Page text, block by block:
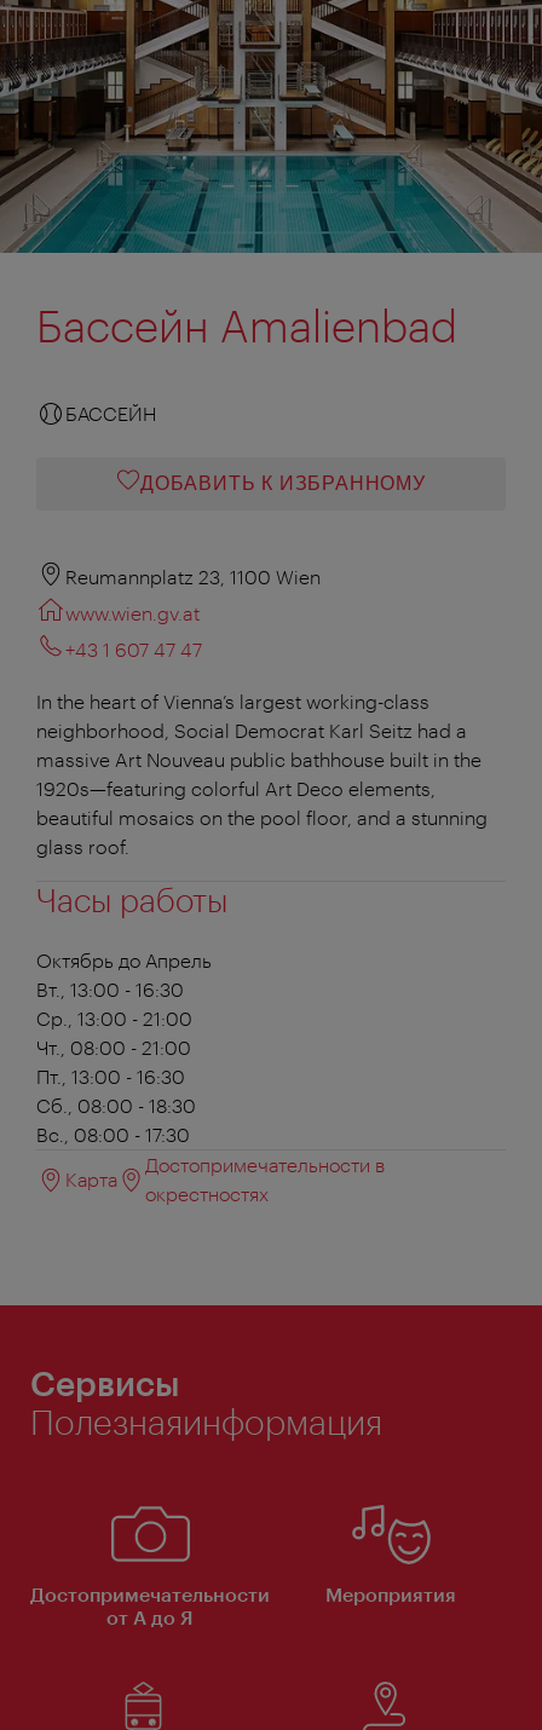
Бассейн Amalienbad
БАССЕЙН
ДОБАВИТЬ К ИЗБРАННОМУ
Reumannplatz 23, 1100 Wien
www.wien.gv.at
+43 1 607 47 47
In the heart of Vienna’s largest working-class
neighborhood, Social Democrat Karl Seitz had a
massive Art Nouveau public bathhouse built in the
1920s—featuring colorful Art Deco elements,
beautiful mosaics on the pool floor, and a stunning
glass roof.
Часы работы
Октябрь до Апрель
Вт., 13:00 - 16:30
Ср., 13:00 - 21:00
Чт., 08:00 - 21:00
Пт., 13:00 - 16:30
Сб., 08:00 - 18:30
Вс., 08:00 - 17:30
Карта
Достопримечательности в
окрестностях
Сервисы
Полезнаяинформация
Достопримечательности
от А до Я
Мероприятия